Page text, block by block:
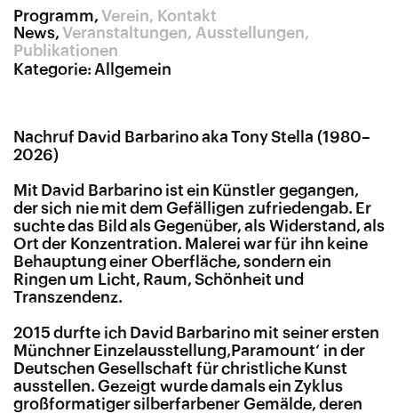
Programm
News Veranstaltungen
Ausstellungen
Publikationen
Verein Kontakt
Kategorie: Allgemein
Nachruf David Barbarino aka Tony Stella (1980–
2026)
Mit David Barbarino ist ein Künstler gegangen,
der sich nie mit dem Gefälligen zufriedengab. Er
suchte das Bild als Gegenüber, als Widerstand, als
Ort der Konzentration. Malerei war für ihn keine
Behauptung einer Oberfläche, sondern ein
Ringen um Licht, Raum, Schönheit und
Transzendenz.
2015 durfte ich David Barbarino mit seiner ersten
Münchner Einzelausstellung‚Paramount‘ in der
Deutschen Gesellschaft für christliche Kunst
ausstellen. Gezeigt wurde damals ein Zyklus
großformatiger silberfarbener Gemälde, deren